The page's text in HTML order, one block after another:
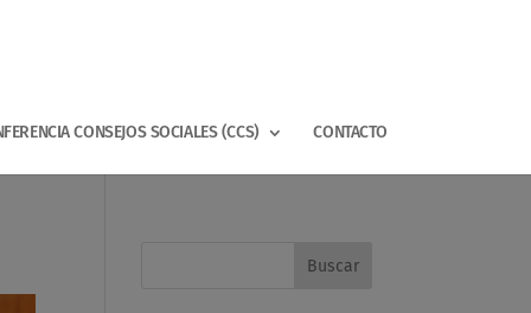
CONSEJOS SOCIALES (CCS) CONTACTO
Buscar